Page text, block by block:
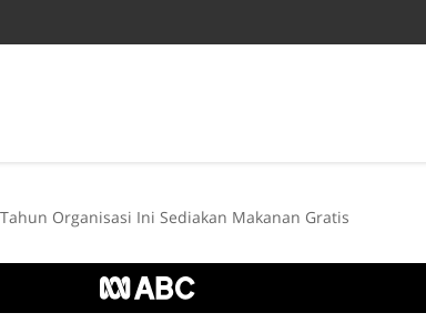
Organisasi Ini Sediakan Makanan Gratis